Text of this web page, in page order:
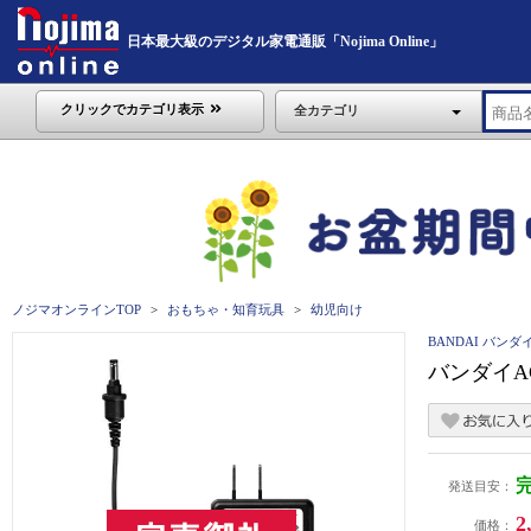
日本最大級のデジタル家電通販「Nojima Online」
クリックでカテゴリ表示 全カテゴリ
ノジマオンラインTOP おもちゃ・知育玩具 幼児向け
BANDAI バンダ
バンダイ
発送目安：
価格：